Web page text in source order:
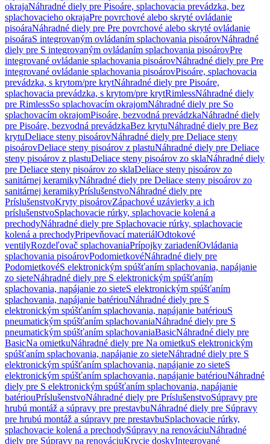
okrajaNáhradné diely pre Pisoáre, splachovacia prevádzka, bez
splachovacieho okrajaPre povrchové alebo skryté ovládanie
pisoáraNáhradné diely pre Pre povrchové alebo skryté ovládanie
pisoáraS integrovaným ovládaním splachovania pisoárovNáhradné
diely pre S integrovaným ovládaním splachovania pisoárovPre
integrované ovládanie splachovania pisoárovNáhradné diely pre Pre
integrované ovládanie splachovania pisoárovPisoáre, splachovacia
prevádzka, s krytom/pre krytNáhradné diely pre Pisoáre,
splachovacia prevádzka, s krytom/pre krytRimlessNáhradné diely
pre RimlessSo splachovacím okrajomNáhradné diely pre So
splachovacím okrajomPisoáre, bezvodná prevádzkaNáhradné diely
pre Pisoáre, bezvodná prevádzkaBez krytuNáhradné diely pre Bez
krytuDeliace steny pisoárovNáhradné diely pre Deliace steny
pisoárovDeliace steny pisoárov z plastuNáhradné diely pre Deliace
steny pisoárov z plastuDeliace steny pisoárov zo sklaNáhradné diely
pre Deliace steny pisoárov zo sklaDeliace steny pisoárov zo
sanitárnej keramikyNáhradné diely pre Deliace steny pisoárov zo
sanitárnej keramikyPríslušenstvoNáhradné diely pre
PríslušenstvoKryty pisoárovZápachové uzávierky a ich
príslušenstvoSplachovacie rúrky, splachovacie kolená a
prechodyNáhradné diely pre Splachovacie rúrky, splachovacie
kolená a prechodyPripevňovací materiálOdtokové
ventilyRozdeľovač splachovaniaPrípojky zariadeníOvládania
splachovania pisoárovPodomietkovéNáhradné diely pre
PodomietkovéS elektronickým spúšťaním splachovania, napájanie
zo sieteNáhradné diely pre S elektronickým spúšťaním
splachovania, napájanie zo sieteS elektronickým spúšťaním
splachovania, napájanie batériouNáhradné diely pre S
elektronickým spúšťaním splachovania, napájanie batériouS
pneumatickým spúšťaním splachovaniaNáhradné diely pre S
pneumatickým spúšťaním splachovaniaBasicNáhradné diely pre
BasicNa omietkuNáhradné diely pre Na omietkuS elektronickým
spúšťaním splachovania, napájanie zo sieteNáhradné diely pre S
elektronickým spúšťaním splachovania, napájanie zo sieteS
elektronickým spúšťaním splachovania, napájanie batériouNáhradné
diely pre S elektronickým spúšťaním splachovania, napájanie
batériouPríslušenstvoNáhradné diely pre PríslušenstvoSúpravy pre
hrubú montáž a súpravy pre prestavbuNáhradné diely pre Súpravy
pre hrubú montáž a súpravy pre prestavbuSplachovacie rúrky,
splachovacie kolená a prechodySúpravy na renováciuNáhradné
diely pre Súpravy na renováciuKrycie doskyIntegrované